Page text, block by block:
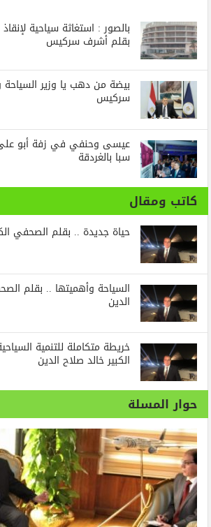
بالصور : استغاثة سياحية
بقلم أشرف سركيس
بيضة من دهب يا وزير السياحة
سركيس
عيسى وحنفي في زفة أبو
سبا بالغردقة
كاتب ومقال
حياة جديدة .. بقلم الصحفي
السياحة وأهميتها .. بقلم
الدين
خريطة متكاملة للتنمية
الكبير خالد صلاح الدين
حوار المسلة